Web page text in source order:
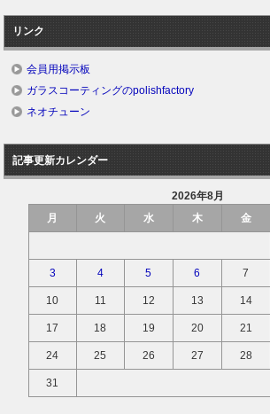
リンク
会員用掲示板
ガラスコーティングのpolishfactory
ネオチューン
記事更新カレンダー
2026年8月
月
火 水 木 金
3 4 5 6 7
10 11 12 13 14
17 18 19 20 21
24 25 26 27 28
31